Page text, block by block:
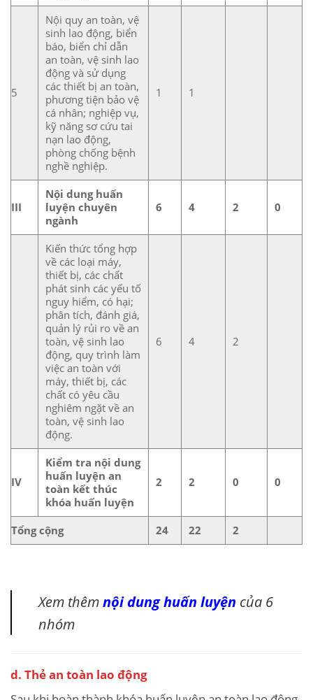
5
Nội quy an toàn, vệ
sinh lao động, biển
báo, biển chỉ dẫn
an toàn, vệ sinh lao
động và sử dụng
các thiết bị an toàn,
phương tiện bảo vệ
cá nhân; nghiệp vụ,
kỹ năng sơ cứu tai
nạn lao động,
phòng chống bệnh
nghề nghiệp.
1 1
III
Nội dung huấn
luyện chuyên
ngành
6 4 2 0
Kiến thức tổng hợp
về các loại máy,
thiết bị, các chất
phát sinh các yếu tố
nguy hiểm, có hại;
phân tích, đánh giá,
quản lý rủi ro về an
toàn, vệ sinh lao
động, quy trình làm
việc an toàn với
máy, thiết bị, các
chất có yêu cầu
nghiêm ngặt về an
toàn, vệ sinh lao
động.
6 4 2
IV
Kiểm tra nội dung
huấn luyện an
toàn kết thúc
khóa huấn luyện
2 2 0 0
Tổng cộng 24 22 2
Xem thêmnội dung huấn luyện của 6
nhóm
d. Thẻ an toàn lao động